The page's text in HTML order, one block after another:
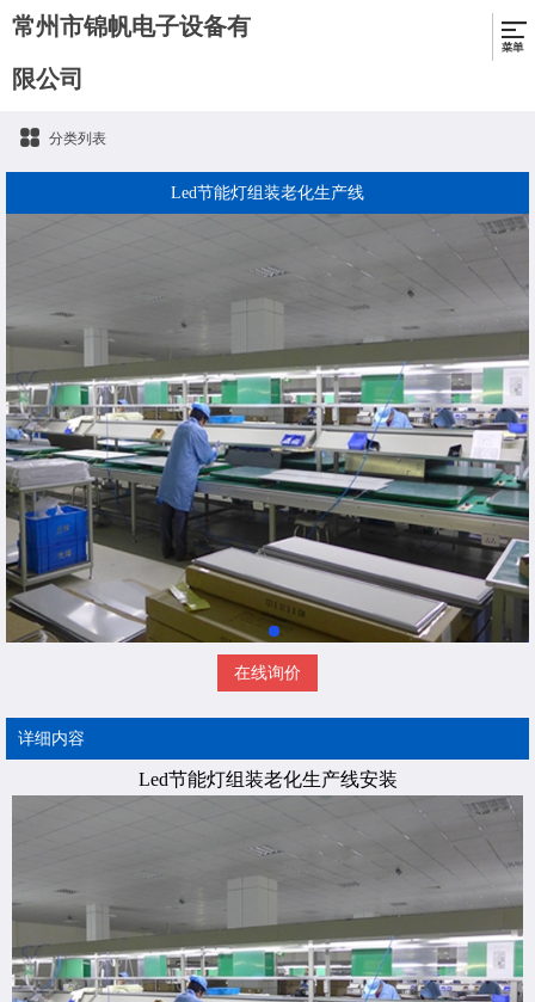
常州市锦帆电子设备有
限公司
分类列表
Led节能灯组装老化生产线
在线询价
详细内容
Led节能灯组装老化生产线安装